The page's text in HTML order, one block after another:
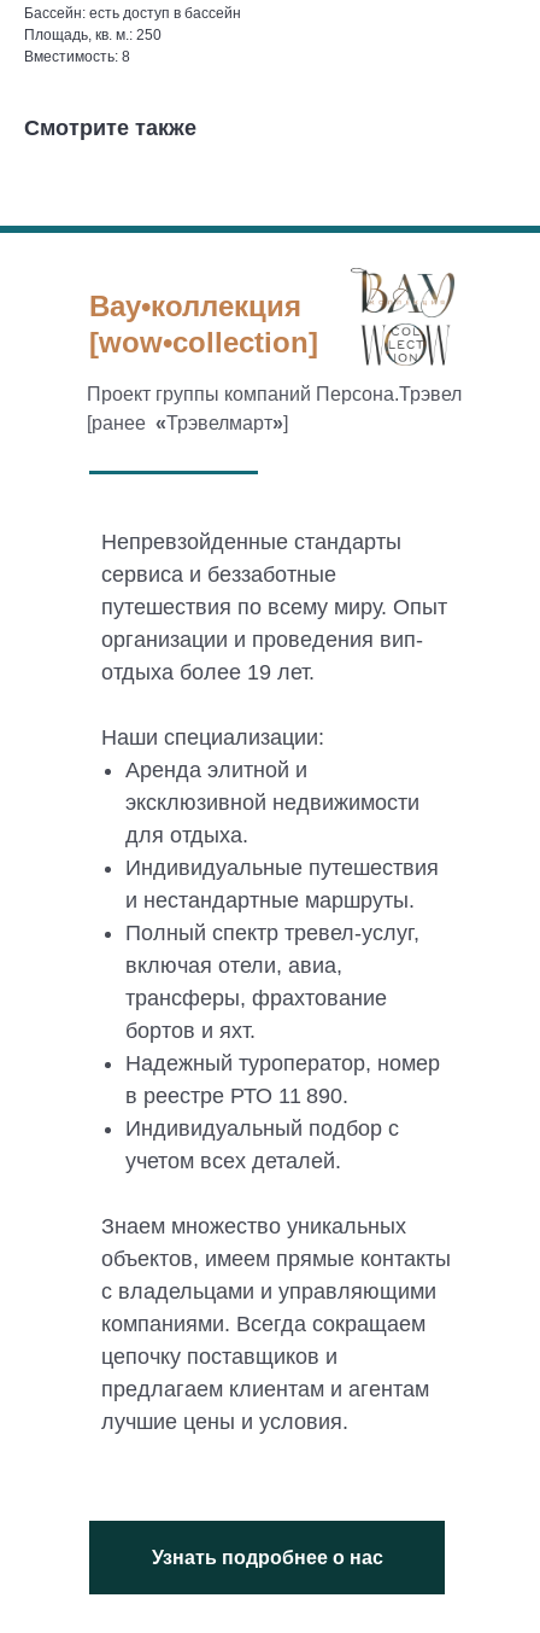
Бассейн: есть доступ в бассейн
Площадь, кв. м.: 250
Вместимость: 8
Смотрите также
Вау•коллекция
[wow•collection]
Проект группы компаний Персона.Трэвел
[ранее «Трэвелмарт»]
Непревзойденные стандарты
сервиса и беззаботные
путешествия по всему миру. Опыт
организации и проведения вип-
отдыха более 19 лет.
Наши специализации:
Аренда элитной и
эксклюзивной недвижимости
для отдыха.
Индивидуальные путешествия
и нестандартные маршруты.
Полный спектр тревел-услуг,
включая отели, авиа,
трансферы, фрахтование
бортов и яхт.
Надежный туроператор, номер
в реестре РТО 11 890.
Индивидуальный подбор с
учетом всех деталей.
Знаем множество уникальных
объектов, имеем прямые контакты
с владельцами и управляющими
компаниями. Всегда сокращаем
цепочку поставщиков и
предлагаем клиентам и агентам
лучшие цены и условия.
Узнать подробнее о нас